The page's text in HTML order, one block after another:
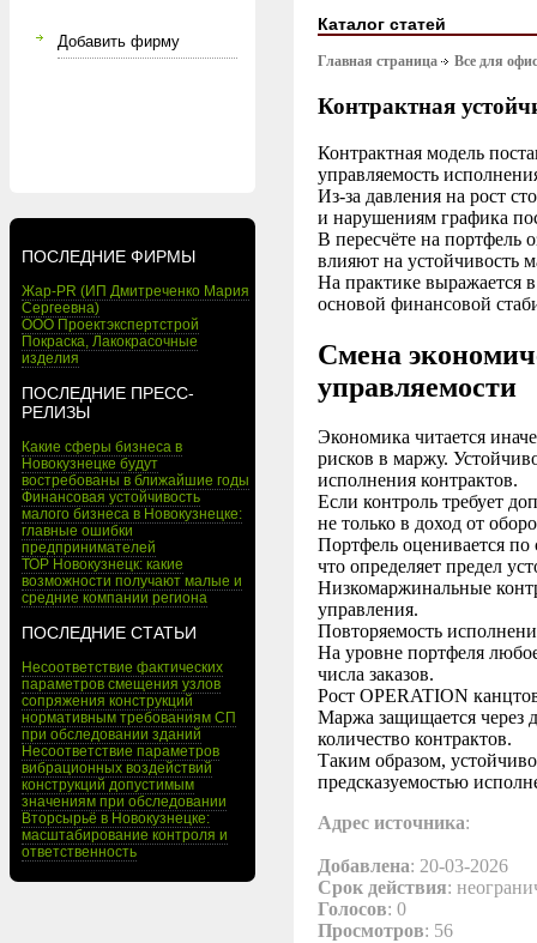
Добавить фирму
ПОСЛЕДНИЕ ФИРМЫ
Жар-PR (ИП Дмитреченко Мария
Сергеевна)
ООО Проектэкспертстрой
Покраска, Лакокрасочные
изделия
ПОСЛЕДНИЕ ПРЕСС-
РЕЛИЗЫ
Какие сферы бизнеса в
Новокузнецке будут
востребованы в ближайшие годы
Финансовая устойчивость
малого бизнеса в Новокузнецке:
главные ошибки
предпринимателей
ТОР Новокузнецк: какие
возможности получают малые и
средние компании региона
ПОСЛЕДНИЕ СТАТЬИ
Несоответствие фактических
параметров смещения узлов
сопряжения конструкций
нормативным требованиям СП
при обследовании зданий
Несоответствие параметров
вибрационных воздействий
конструкций допустимым
значениям при обследовании
Вторсырьё в Новокузнецке:
масштабирование контроля и
ответственность
Каталог статей
Главная страница Все для
Контрактная
Контрактная модель
управляемость
Из-за давления на рост
и нарушениям графика
В пересчёте на портфель
влияют на устойчивость
На практике выражается
основой финансовой
Смена
управляемости
Экономика читается
рисков в маржу.
исполнения контрактов.
Если контроль требует
не только в доход от
Портфель оценивается
что определяет предел
Низкомаржинальные
управления.
Повторяемость
На уровне портфеля
числа заказов.
Рост OPERATION
Маржа защищается через
количество контрактов.
Таким образом,
предсказуемостью
Адрес источника:
Добавлена: 20-03-2026
Срок действия:
Голосов: 0
Просмотров: 56